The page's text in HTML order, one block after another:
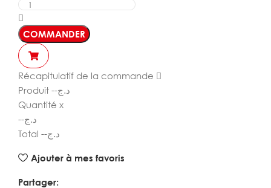
COMMANDER
Récapitulatif de la commande
Produit --د.ج
Quantité x
--د.ج
Total --د.ج
Ajouter à mes favoris
Partager: